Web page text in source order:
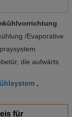
/Evaporative
die aufwärts
,
für